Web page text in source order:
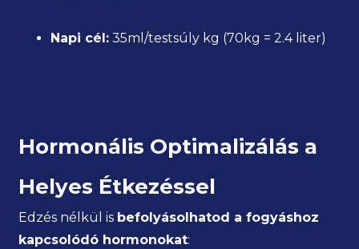
Napi cél: 35ml/testsúly kg (70kg = 2.4 liter)
Hormonális Optimalizálás a
Helyes Étkezéssel
Edzés nélkül is befolyásolhatod a fogyáshoz
kapcsolódó hormonokat: